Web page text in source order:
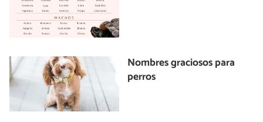
Nombres graciosos para
perros